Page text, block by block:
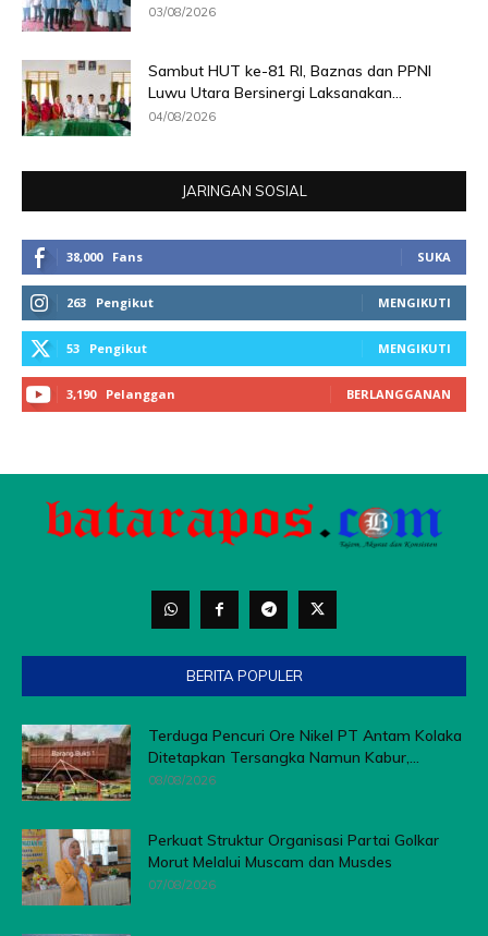
03/08/2026
Sambut HUT ke-81 RI, Baznas dan PPNI
Luwu Utara Bersinergi Laksanakan...
04/08/2026
JARINGAN SOSIAL
38,000 Fans SUKA
263 Pengikut MENGIKUTI
53 Pengikut MENGIKUTI
3,190 Pelanggan BERLANGGANAN
BERITA POPULER
Terduga Pencuri Ore Nikel PT Antam Kolaka
Ditetapkan Tersangka Namun Kabur,...
08/08/2026
Perkuat Struktur Organisasi Partai Golkar
Morut Melalui Muscam dan Musdes
07/08/2026